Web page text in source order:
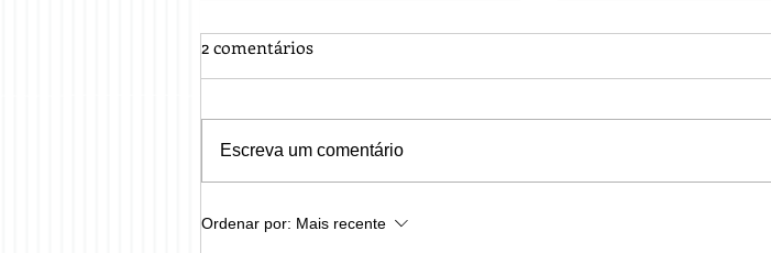
Lidando com Retornos em
2 comentários
Escreva um comentário
Ordenar por: Mais recente